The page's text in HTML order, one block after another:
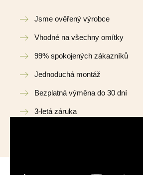
Jsme ověřený výrobce
Vhodné na všechny omítky
99% spokojených zákazníků
Jednoduchá montáž
Bezplatná výměna do 30 dní
3-letá záruka